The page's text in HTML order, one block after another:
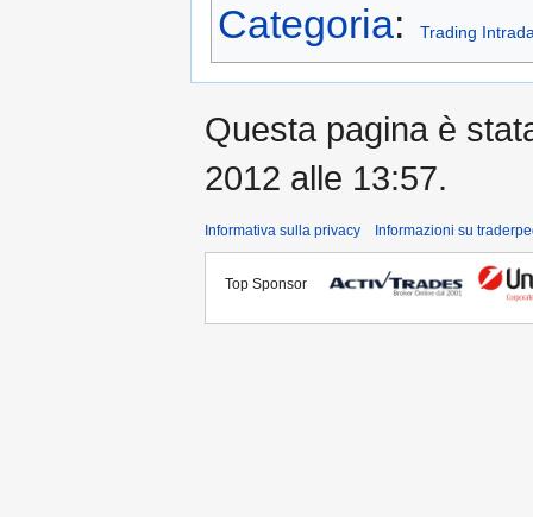
Categoria: Trading
Questa pagina è
2012 alle 13:57.
Informativa sulla privacy Informazioni su
Top Sponsor